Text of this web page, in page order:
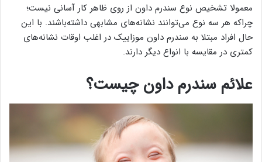
معمولا تشخیص نوع سندرم داون از روی ظاهر کار آسانی نیست؛
چراکه هر سه نوع می‌توانند نشانه‌های مشابهی داشته‌باشند. با این
حال افراد مبتلا به سندرم داون موزاییک در اغلب اوقات نشانه‌های
کمتری در مقایسه با انواع دیگر دارند.
علائم سندرم داون چیست؟